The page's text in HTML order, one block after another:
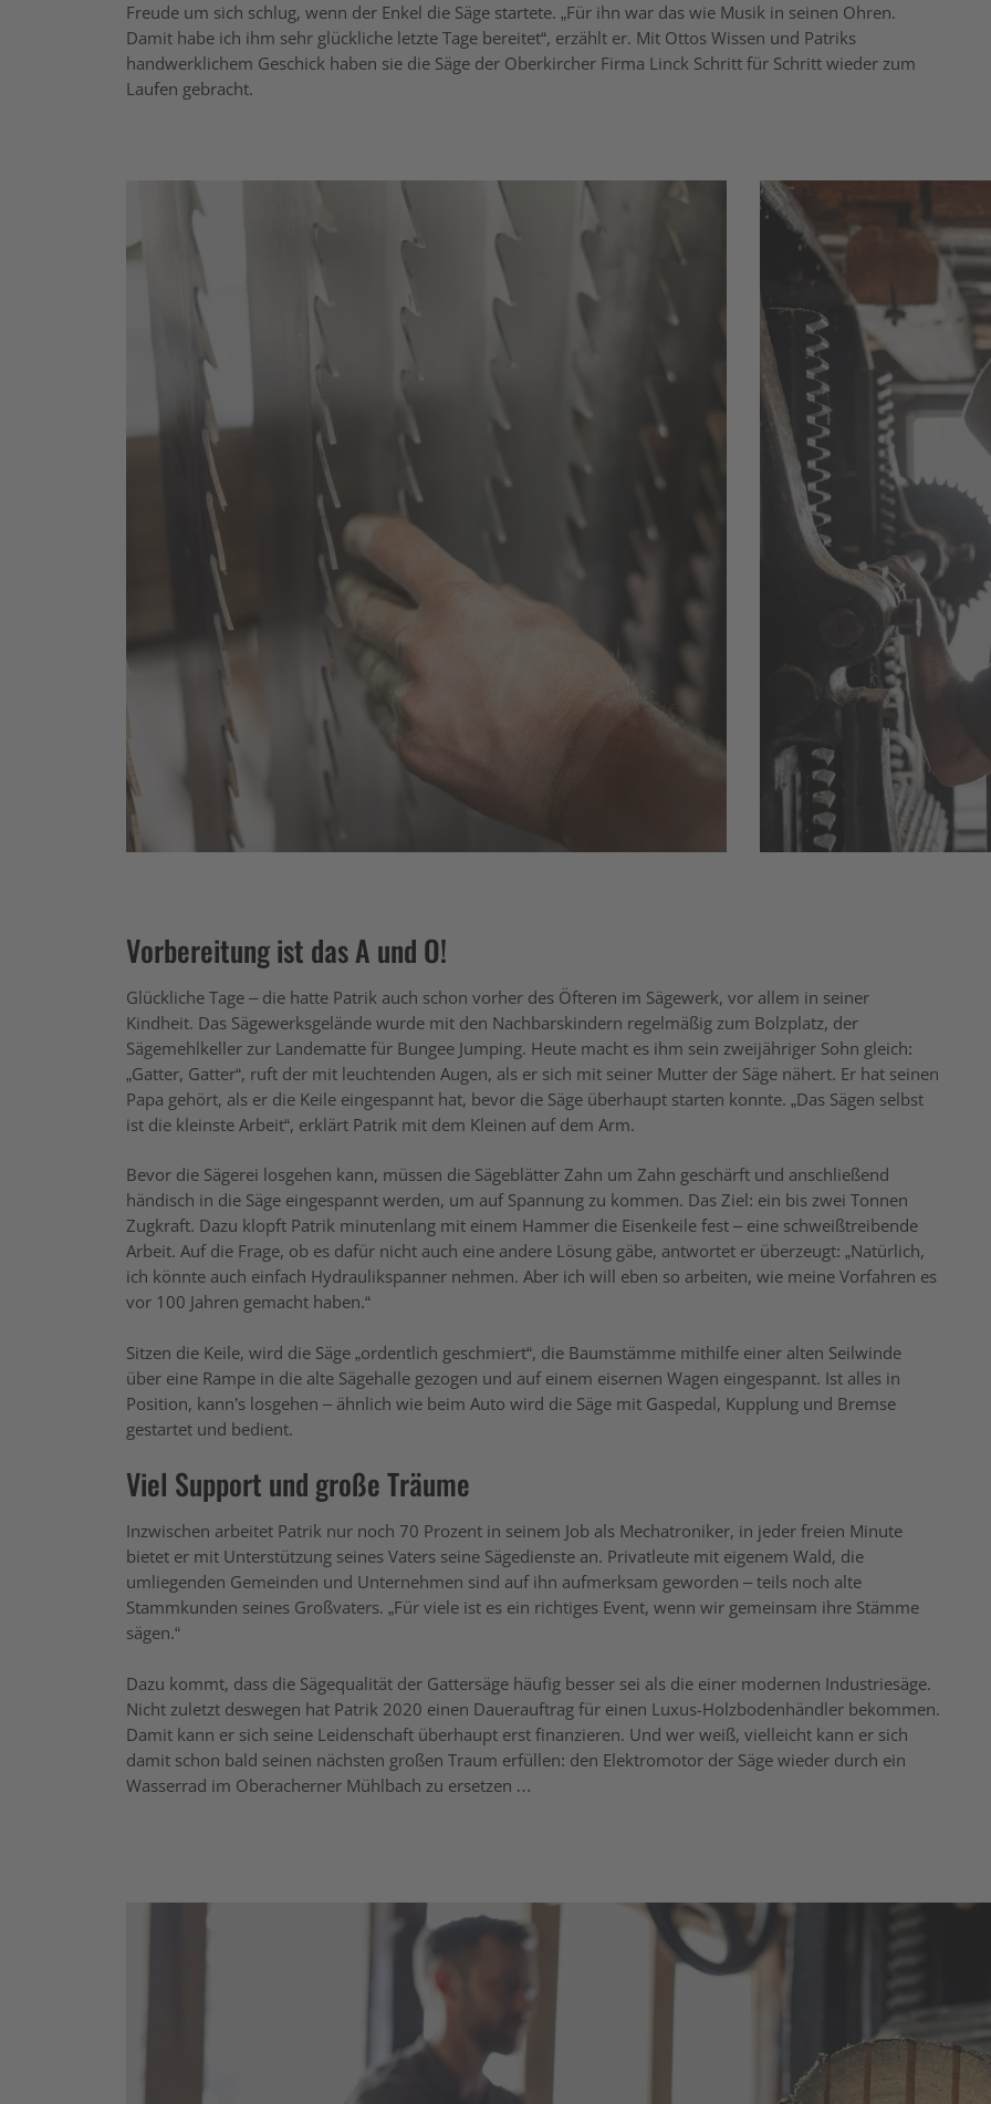
Freude um sich schlug, wenn der Enkel die Säge startete. „Für ihn war das wie Musik in seinen Ohren.
Damit habe ich ihm sehr glückliche letzte Tage bereitet“, erzählt er. Mit Ottos Wissen und Patriks
handwerklichem Geschick haben sie die Säge der Oberkircher Firma Linck Schritt für Schritt wieder zum
Laufen gebracht.
Vorbereitung ist das A und O!
Glückliche Tage – die hatte Patrik auch schon vorher des Öfteren im Sägewerk, vor allem in seiner
Kindheit. Das Sägewerksgelände wurde mit den Nachbarskindern regelmäßig zum Bolzplatz, der
Sägemehlkeller zur Landematte für Bungee Jumping. Heute macht es ihm sein zweijähriger Sohn gleich:
„Gatter, Gatter“, ruft der mit leuchtenden Augen, als er sich mit seiner Mutter der Säge nähert. Er hat seinen
Papa gehört, als er die Keile eingespannt hat, bevor die Säge überhaupt starten konnte. „Das Sägen selbst
ist die kleinste Arbeit“, erklärt Patrik mit dem Kleinen auf dem Arm.
Bevor die Sägerei losgehen kann, müssen die Sägeblätter Zahn um Zahn geschärft und anschließend
händisch in die Säge eingespannt werden, um auf Spannung zu kommen. Das Ziel: ein bis zwei Tonnen
Zugkraft. Dazu klopft Patrik minutenlang mit einem Hammer die Eisenkeile fest – eine schweißtreibende
Arbeit. Auf die Frage, ob es dafür nicht auch eine andere Lösung gäbe, antwortet er überzeugt: „Natürlich,
ich könnte auch einfach Hydraulikspanner nehmen. Aber ich will eben so arbeiten, wie meine Vorfahren es
vor 100 Jahren gemacht haben.“
Sitzen die Keile, wird die Säge „ordentlich geschmiert“, die Baumstämme mithilfe einer alten Seilwinde
über eine Rampe in die alte Sägehalle gezogen und auf einem eisernen Wagen eingespannt. Ist alles in
Position, kann’s losgehen – ähnlich wie beim Auto wird die Säge mit Gaspedal, Kupplung und Bremse
gestartet und bedient.
Viel Support und große Träume
Inzwischen arbeitet Patrik nur noch 70 Prozent in seinem Job als Mechatroniker, in jeder freien Minute
bietet er mit Unterstützung seines Vaters seine Sägedienste an. Privatleute mit eigenem Wald, die
umliegenden Gemeinden und Unternehmen sind auf ihn aufmerksam geworden – teils noch alte
Stammkunden seines Großvaters. „Für viele ist es ein richtiges Event, wenn wir gemeinsam ihre Stämme
sägen.“
Dazu kommt, dass die Sägequalität der Gattersäge häufig besser sei als die einer modernen Industriesäge.
Nicht zuletzt deswegen hat Patrik 2020 einen Dauerauftrag für einen Luxus-Holzbodenhändler bekommen.
Damit kann er sich seine Leidenschaft überhaupt erst finanzieren. Und wer weiß, vielleicht kann er sich
damit schon bald seinen nächsten großen Traum erfüllen: den Elektromotor der Säge wieder durch ein
Wasserrad im Oberacherner Mühlbach zu ersetzen …